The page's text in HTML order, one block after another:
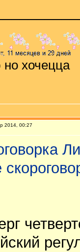
хочецца
2014, 00:27